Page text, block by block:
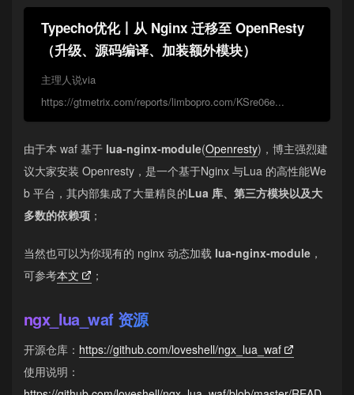
Typecho优化丨从 Nginx 迁移至 OpenResty
（升级、源码编译、加装额外模块）
主理人说via
https://gtmetrix.com/reports/limbopro.com/KSre06e...
由于本 waf 基于 lua-nginx-module(Openresty)，博主强烈建
议大家安装 Openresty，是一个基于Nginx 与Lua 的高性能We
b 平台，其内部集成了大量精良的Lua 库、第三方模块以及大
多数的依赖项 ；
当然也可以为你现有的 nginx 动态加载 lua-nginx-module ，
可参考本文 ；
ngx_lua_waf 资源
开源仓库： https://github.com/loveshell/ngx_lua_waf
使用说明：